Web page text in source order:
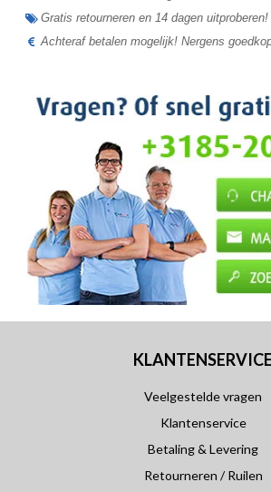
Gratis retourneren en 14 dagen uitproberen!
Achteraf betalen mogelijk! Nergens
KLANTENSERVICE
Veelgestelde vragen
Klantenservice
Betaling & Levering
Retourneren / Ruilen